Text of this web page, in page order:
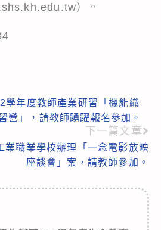
）。
學年度教師產業研習「機能織
營」，請教師踴躍報名參加。
下一篇文章
業職業學校辦理「一念電影放映
座談會」案，請教師參加。